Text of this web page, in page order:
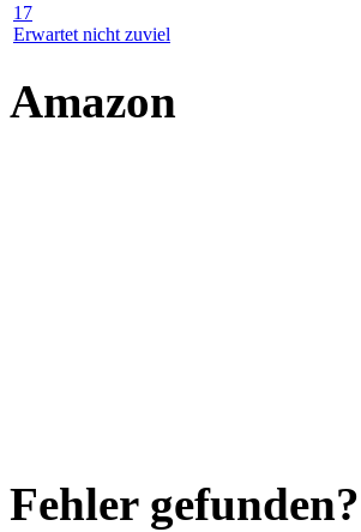
17
Erwartet nicht zuviel
Amazon
Fehler gefunden?